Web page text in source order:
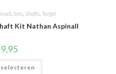
, Sets, Shafts, Target
Kit Nathan Aspinall
9,95
Dit